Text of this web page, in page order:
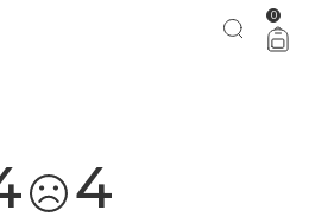
comemorar com a gente aproveita! 0
4